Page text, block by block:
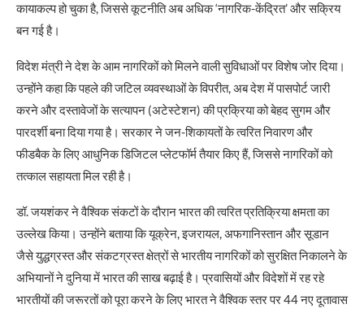
कायाकल्प हो चुका है, जिससे कूटनीति अब अधिक ‘नागरिक-केंद्रित’ और सक्रिय
बन गई है।
विदेश मंत्री ने देश के आम नागरिकों को मिलने वाली सुविधाओं पर विशेष जोर दिया।
उन्होंने कहा कि पहले की जटिल व्यवस्थाओं के विपरीत, अब देश में पासपोर्ट जारी
करने और दस्तावेजों के सत्यापन (अटेस्टेशन) की प्रक्रिया को बेहद सुगम और
पारदर्शी बना दिया गया है। सरकार ने जन-शिकायतों के त्वरित निवारण और
फीडबैक के लिए आधुनिक डिजिटल प्लेटफॉर्म तैयार किए हैं, जिससे नागरिकों को
तत्काल सहायता मिल रही है।
डॉ. जयशंकर ने वैश्विक संकटों के दौरान भारत की त्वरित प्रतिक्रिया क्षमता का
उल्लेख किया। उन्होंने बताया कि यूक्रेन, इजरायल, अफगानिस्तान और सूडान
जैसे युद्धग्रस्त और संकटग्रस्त क्षेत्रों से भारतीय नागरिकों को सुरक्षित निकालने के
अभियानों ने दुनिया में भारत की साख बढ़ाई है। प्रवासियों और विदेशों में रह रहे
भारतीयों की जरूरतों को पूरा करने के लिए भारत ने वैश्विक स्तर पर 44 नए दूतावास